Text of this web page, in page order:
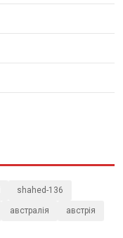
shahed-136
австралія австрія